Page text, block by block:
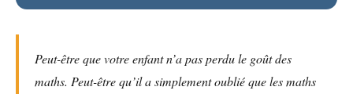
Peut-être que votre enfant n’a pas perdu le goût des
maths. Peut-être qu’il a simplement oublié que les maths